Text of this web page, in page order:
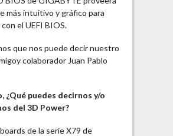
más intuitivo y gráfico para
el UEFI BIOS.
que nos puede decir nuestro
colaborador Juan Pablo
¿Qué puedes decirnos y/o
del 3D Power?
de la serie X79 de